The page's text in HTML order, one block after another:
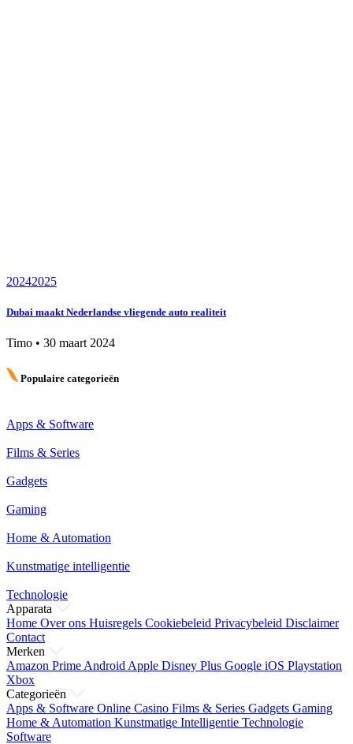
20242025
Dubai maakt Nederlandse vliegende auto realiteit
Timo • 30 maart 2024
Populaire categorieën
Apps & Software
Films & Series
Gadgets
Gaming
Home & Automation
Kunstmatige intelligentie
Technologie
Apparata
Home Over ons Huisregels Cookiebeleid Privacybeleid Disclaimer
Contact
Merken
Amazon Prime Android Apple Disney Plus Google iOS Playstation
Xbox
Categorieën
Apps & Software Online Casino Films & Series Gadgets Gaming
Home & Automation Kunstmatige Intelligentie Technologie
Software